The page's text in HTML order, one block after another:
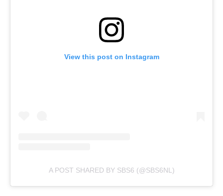
View this post on Instagram
A POST SHARED BY SBS6 (@SBS6NL)